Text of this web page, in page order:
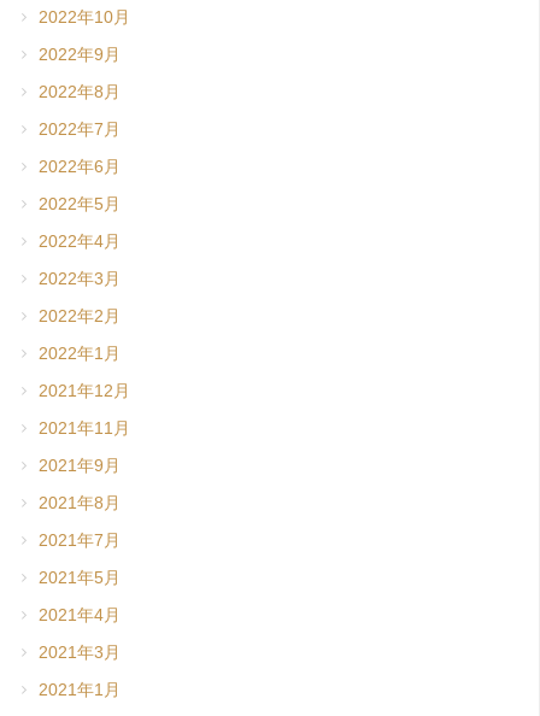
2022年10月
2022年9月
2022年8月
2022年7月
2022年6月
2022年5月
2022年4月
2022年3月
2022年2月
2022年1月
2021年12月
2021年11月
2021年9月
2021年8月
2021年7月
2021年5月
2021年4月
2021年3月
2021年1月